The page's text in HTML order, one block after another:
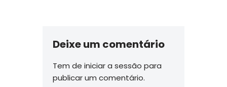
Deixe um comentário
Tem de iniciar a sessão para
publicar um comentário.